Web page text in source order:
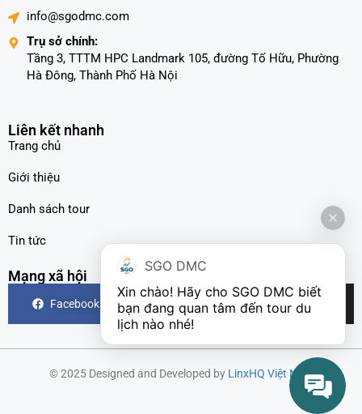
info@sgodmc.com
Trụ sở chính:
Tầng 3, TTTM HPC Landmark 105, đường Tố Hữu, Phường
Hà Đông, Thành Phố Hà Nội
Liên kết nhanh
Trang chủ
Giới thiệu
Danh sách tour
Tin tức
Mạng xã hội
Facebook Instagram TikTok
© 2025 Designed and Developed by LinxHQ Việt Nam
SGO DMC
Xin chào! Hãy cho SGO DMC biết
bạn đang quan tâm đến tour du
lịch nào nhé!